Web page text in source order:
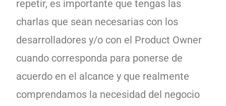
repetir, es importante que tengas las
charlas que sean necesarias con los
desarrolladores y/o con el Product Owner
cuando corresponda para ponerse de
acuerdo en el alcance y que realmente
comprendamos la necesidad del negocio